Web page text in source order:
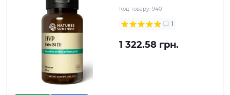
Код товару: 940
1
1 322.58 грн.